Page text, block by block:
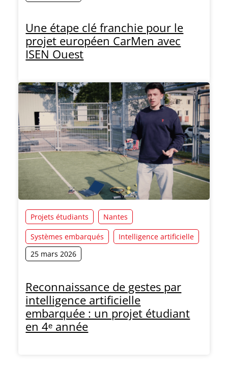
Une étape clé franchie pour le
projet européen CarMen avec
ISEN Ouest
Projets étudiants Nantes
Systèmes embarqués
Intelligence artificielle
25 mars 2026
Reconnaissance de gestes par
intelligence artificielle
embarquée : un projet étudiant
en 4ᵉ année